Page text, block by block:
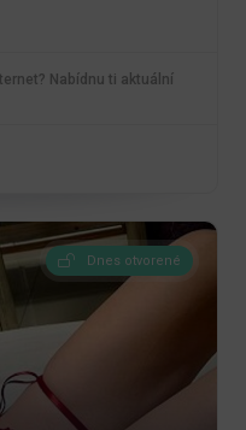
Nabídnu ti aktuální
Dnes otvorené